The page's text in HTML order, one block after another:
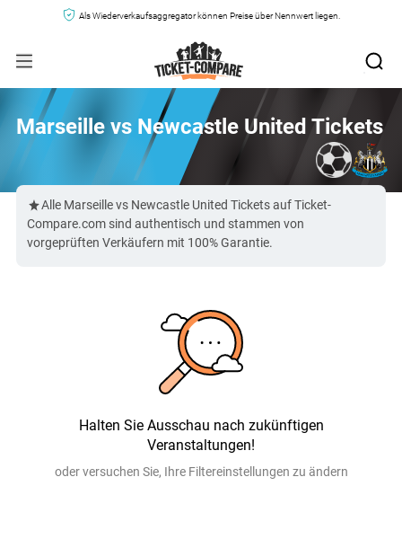
Als Wiederverkaufsaggregator können Preise über Nennwert liegen.
Marseille vs Newcastle United Tickets
Alle Marseille vs Newcastle United Tickets auf Ticket-
Compare.com sind authentisch und stammen von
vorgeprüften Verkäufern mit 100% Garantie.
Halten Sie Ausschau nach zukünftigen
Veranstaltungen!
oder versuchen Sie, Ihre Filtereinstellungen zu ändern